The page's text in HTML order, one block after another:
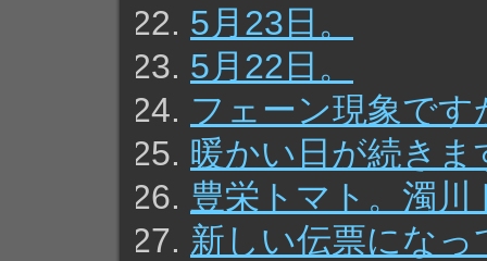
5月23日。
5月22日。
フェーン現象です
暖かい日が続きま
豊栄トマト。濁川
新しい伝票になっ